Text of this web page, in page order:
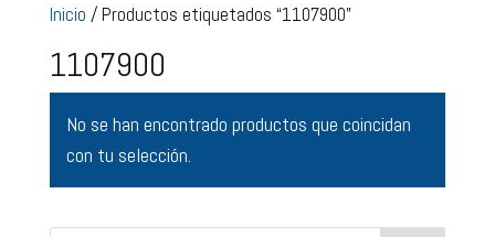
Inicio / Productos etiquetados “1107900”
1107900
No se han encontrado productos que coincidan
con tu selección.